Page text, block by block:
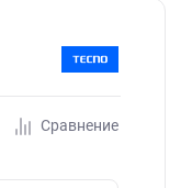
Сравнение